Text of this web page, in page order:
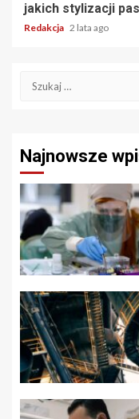
jakich stylizacji
Redakcja 2 lata ago
Szukaj:
Najnowsze